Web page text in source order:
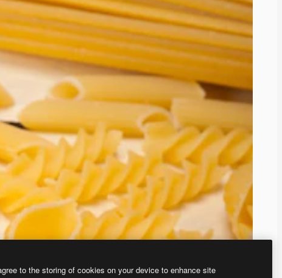
to the storing of cookies on your device to enhance site